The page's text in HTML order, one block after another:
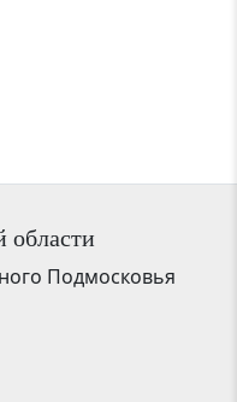
Подмосковья